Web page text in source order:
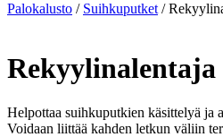
Palokalusto / Suihkuputket /
Rekyylinalentaja
Helpottaa suihkuputkien käsittelyä ja
Voidaan liittää kahden letkun väliin